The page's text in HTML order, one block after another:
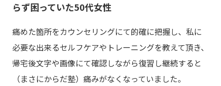
らず困っていた50代女性
痛めた箇所をカウンセリングにて的確に把握し、私に
必要な出来るセルフケアやトレーニングを教えて頂き、
帰宅後文字や画像にて確認しながら復習し継続すると
（まさにからだ塾）痛みがなくなっていました。